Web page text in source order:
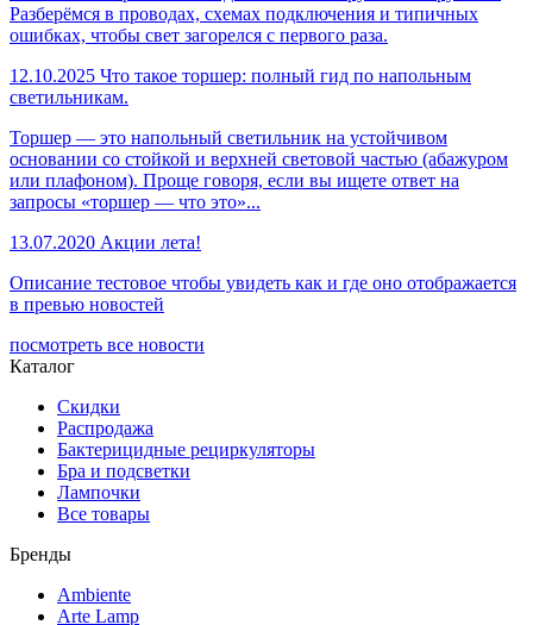
Разберёмся в проводах, схемах подключения и типичных
ошибках, чтобы свет загорелся с первого раза.
12.10.2025 Что такое торшер: полный гид по напольным
светильникам.
Торшер — это напольный светильник на устойчивом
основании со стойкой и верхней световой частью (абажуром
или плафоном). Проще говоря, если вы ищете ответ на
запросы «торшер — что это»...
13.07.2020 Акции лета!
Описание тестовое чтобы увидеть как и где оно отображается
в превью новостей
посмотреть все новости
Каталог
Скидки
Распродажа
Бактерицидные рециркуляторы
Бра и подсветки
Лампочки
Все товары
Бренды
Ambiente
Arte Lamp